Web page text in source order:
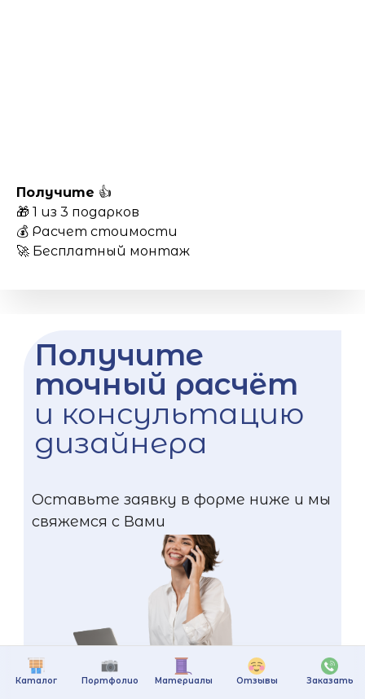
Каталог Портфолио Материалы Отзывы Заказать
Получите 👍
🎁 1 из 3 подарков
💰 Расчет стоимости
🚀 Бесплатный монтаж
Получите
точный расчёт
и консультацию
дизайнера
Оставьте заявку в форме ниже и мы
свяжемся с Вами